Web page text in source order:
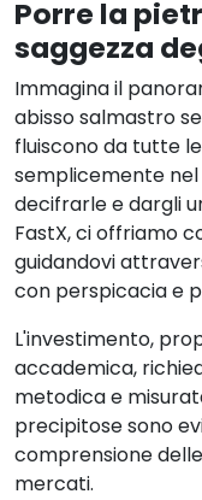
Porre la
saggezza
Immagina il
abisso salmastro
fluiscono da tutte
semplicemente
decifrarle e dargli
FastX, ci offriamo
guidandovi
con perspicacia e
L'investimento,
accademica,
metodica e
precipitose sono
comprensione
mercati.